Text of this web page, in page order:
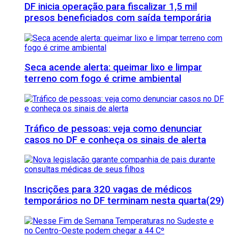
DF inicia operação para fiscalizar 1,5 mil
presos beneficiados com saída temporária
Seca acende alerta: queimar lixo e limpar
terreno com fogo é crime ambiental
Tráfico de pessoas: veja como denunciar
casos no DF e conheça os sinais de alerta
Inscrições para 320 vagas de médicos
temporários no DF terminam nesta quarta(29)